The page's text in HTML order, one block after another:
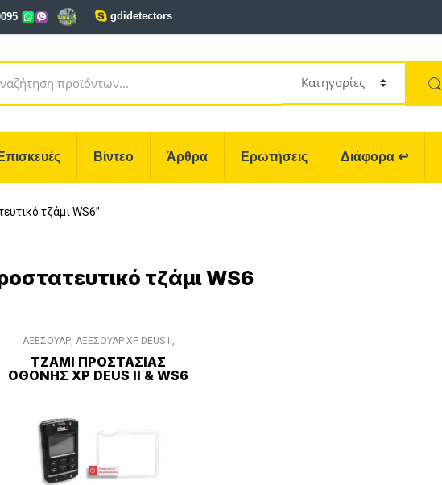
gdidetectors
Επισκευές Βίντεο Άρθρα Ερωτήσεις Διάφορα ↩
τζάμι WS6”
τζάμι WS6
ΑΞΕΣΟΥΑΡ, ΑΞΕΣΟΥΑΡ XP DEUS II
ΤΖΆΜΙ ΠΡΟΣΤΑΣΊΑΣ
ΟΘΌΝΗΣ XP DEUS II & WS6